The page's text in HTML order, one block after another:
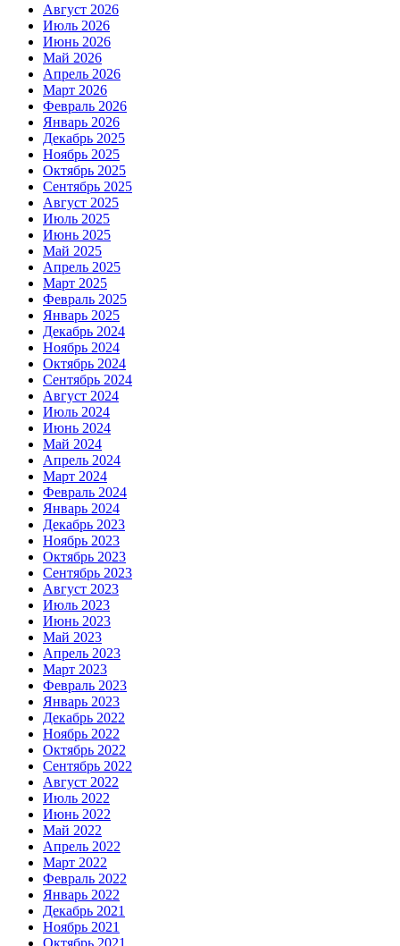
Август 2026
Июль 2026
Июнь 2026
Май 2026
Апрель 2026
Март 2026
Февраль 2026
Январь 2026
Декабрь 2025
Ноябрь 2025
Октябрь 2025
Сентябрь 2025
Август 2025
Июль 2025
Июнь 2025
Май 2025
Апрель 2025
Март 2025
Февраль 2025
Январь 2025
Декабрь 2024
Ноябрь 2024
Октябрь 2024
Сентябрь 2024
Август 2024
Июль 2024
Июнь 2024
Май 2024
Апрель 2024
Март 2024
Февраль 2024
Январь 2024
Декабрь 2023
Ноябрь 2023
Октябрь 2023
Сентябрь 2023
Август 2023
Июль 2023
Июнь 2023
Май 2023
Апрель 2023
Март 2023
Февраль 2023
Январь 2023
Декабрь 2022
Ноябрь 2022
Октябрь 2022
Сентябрь 2022
Август 2022
Июль 2022
Июнь 2022
Май 2022
Апрель 2022
Март 2022
Февраль 2022
Январь 2022
Декабрь 2021
Ноябрь 2021
Октябрь 2021